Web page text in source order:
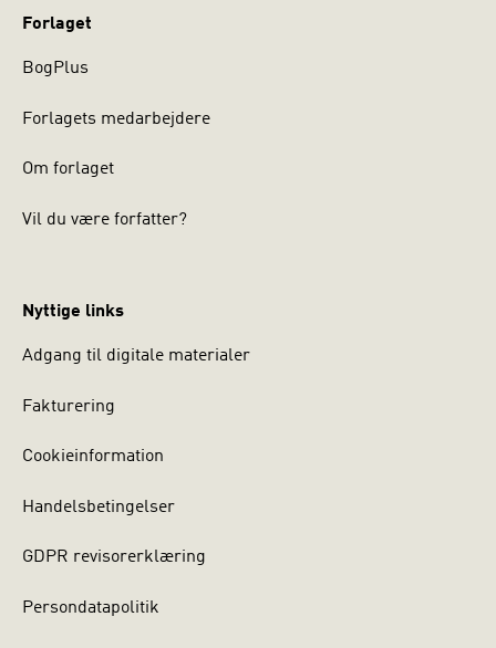
Forlaget
BogPlus
Forlagets medarbejdere
Om forlaget
Vil du være forfatter?
Nyttige links
Adgang til digitale materialer
Fakturering
Cookieinformation
Handelsbetingelser
GDPR revisorerklæring
Persondatapolitik